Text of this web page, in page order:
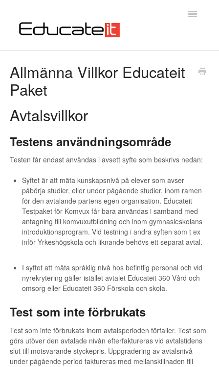
Toggle
Allmänna Villkor Educateit
Paket
Avtalsvillkor
Testens användningsområde
Testen får endast användas i avsett syfte som beskrivs nedan:
Syftet är att mäta kunskapsnivå på elever som avser
påbörja studier, eller under pågående studier, inom ramen
för den avtalande partens egen organisation. Educateit
Testpaket för Komvux får bara användas i samband med
antagning till komvuxutbildning och inom gymnasieskolans
introduktionsprogram. Vid testning i andra syften som t ex
inför Yrkeshögskola och liknande behövs ett separat avtal.
I syftet att mäta språklig nivå hos befintlig personal och vid
nyrekrytering gäller istället avtalet Educateit 360 Vård och
omsorg eller Educateit 360 Förskola och skola.
Test som inte förbrukats
Test som inte förbrukats inom avtalsperioden förfaller. Test som
görs utöver den avtalade nivån efterfaktureras vid avtalstidens
slut till motsvarande styckepris. Uppgradering av avtalsnivå
under pågående period faktureras med mellanskillnaden till